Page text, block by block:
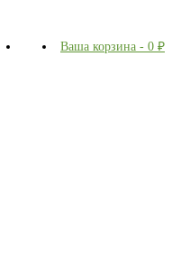
Ваша корзина - 0 ₽